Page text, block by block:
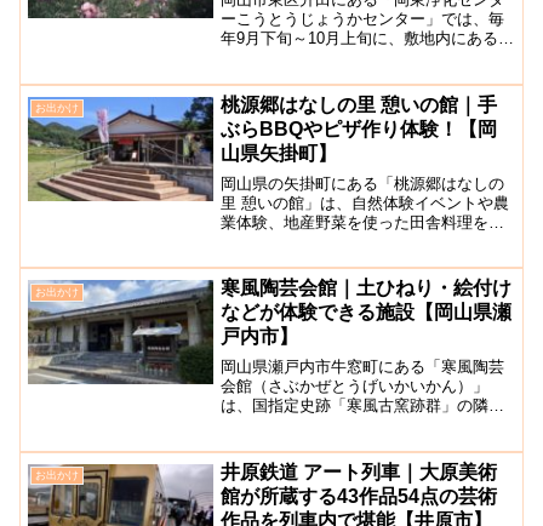
ーこうとうじょうかセンター」では、毎
年9月下旬～10月上旬に、敷地内にある約
深いコスモスが一面に人がる光景を見る
ことができます。ピン...
お出かけ
桃源郷はなしの里 憩いの館｜手
ぶらBBQやピザ作り体験！【岡
山県矢掛町】
岡山県の矢掛町にある「桃源郷はなしの
里 憩いの館」は、自然体験イベントや農
業体験、地産野菜を使った田舎料理をい
憩場所として利用が可能です。豊かな自
然を生かし、農業体験や自...
お出かけ
寒風陶芸会館｜土ひねり・絵付け
などが体験できる施設【岡山県瀬
戸内市】
岡山県瀬戸内市牛窓町にある「寒風陶芸
会館（さぶかぜとうげいかいかん）」
は、国指定史跡「寒風古窯跡群」の隣に
のルーツといわれる）須恵器を展示して
いるほか、瀬戸内市で活躍す...
お出かけ
井原鉄道 アート列車｜大原美術
館が所蔵する43作品54点の芸術
作品を列車内で堪能【井原市】